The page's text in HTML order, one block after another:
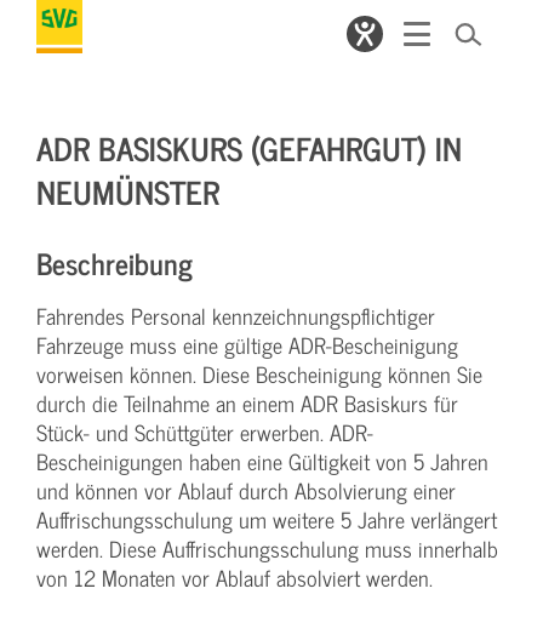
ADR BASISKURS (GEFAHRGUT) IN
NEUMÜNSTER
Beschreibung
Fahrendes Personal kennzeichnungspflichtiger
Fahrzeuge muss eine gültige ADR-Bescheinigung
vorweisen können. Diese Bescheinigung können Sie
durch die Teilnahme an einem ADR Basiskurs für
Stück- und Schüttgüter erwerben. ADR-
Bescheinigungen haben eine Gültigkeit von 5 Jahren
und können vor Ablauf durch Absolvierung einer
Auffrischungsschulung um weitere 5 Jahre verlängert
werden. Diese Auffrischungsschulung muss innerhalb
von 12 Monaten vor Ablauf absolviert werden.